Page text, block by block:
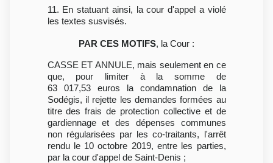
11. En statuant ainsi, la cour d'appel a violé
les textes susvisés.
PAR CES MOTIFS, la Cour :
CASSE ET ANNULE, mais seulement en ce
que, pour limiter à la somme de
63 017,53 euros la condamnation de la
Sodégis, il rejette les demandes formées au
titre des frais de protection collective et de
gardiennage et des dépenses communes
non régularisées par les co-traitants, l'arrêt
rendu le 10 octobre 2019, entre les parties,
par la cour d'appel de Saint-Denis ;